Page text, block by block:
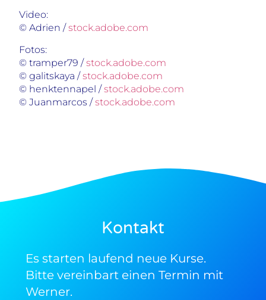
Video:
© Adrien /stock.adobe.com
Fotos:
© tramper79 /stock.adobe.com
© galitskaya /stock.adobe.com
© henktennapel /stock.adobe.com
© Juanmarcos /stock.adobe.com
Kontakt
Es starten laufend neue Kurse.
Bitte vereinbart einen Termin mit
Werner.